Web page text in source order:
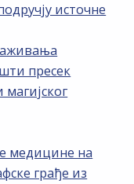
источне
пресек
медицине на
грађе из